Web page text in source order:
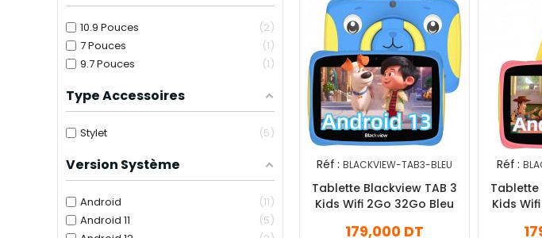
10.9 Pouces
2
7 Pouces
1
9.7 Pouces
1
Type Accessoires
Stylet 5
Version Système
Android
11
Android 11
5
Réf : BLACKVIEW-TAB3-BLEU
Tablette Blackview TAB 3
Kids Wifi 2Go 32Go Bleu
179,000 DT
Réf :
Tablette